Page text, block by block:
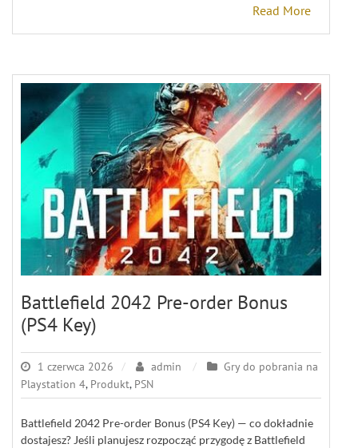
Read More
Battlefield 2042 Pre-order Bonus
(PS4 Key)
1 czerwca 2026 admin
Gry do pobrania na
Playstation 4, Produkt, PSN
Battlefield 2042 Pre-order Bonus (PS4 Key) — co dokładnie
dostajesz? Jeśli planujesz rozpocząć przygodę z Battlefield